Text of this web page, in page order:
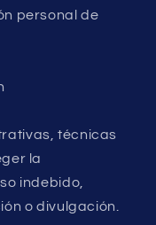
personal de
técnicas
la
indebido,
o divulgación.